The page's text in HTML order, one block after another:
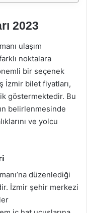
2023
ulaşım
noktalara
bir seçenek
İzmir bilet fiyatları,
göstermektedir. Bu
belirlenmesinde
ve yolcu
düzenlediği
İzmir şehir merkezi